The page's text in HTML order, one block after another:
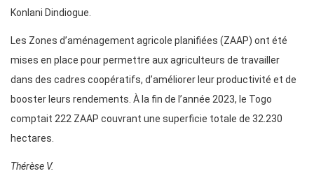
Konlani Dindiogue.
Les Zones d’aménagement agricole planifiées (ZAAP) ont été
mises en place pour permettre aux agriculteurs de travailler
dans des cadres coopératifs, d’améliorer leur productivité et de
booster leurs rendements. À la fin de l’année 2023, le Togo
comptait 222 ZAAP couvrant une superficie totale de 32.230
hectares.
Thérèse V.